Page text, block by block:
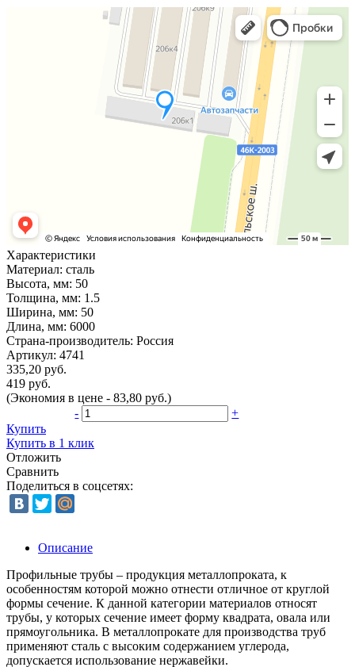
Характеристики
Материал: сталь
Высота, мм: 50
Толщина, мм: 1.5
Ширина, мм: 50
Длина, мм: 6000
Страна-производитель: Россия
Артикул: 4741
335,20 руб.
419 руб.
(Экономия в цене - 83,80 руб.)
-
+
Купить
Купить в 1 клик
Отложить
Сравнить
Поделиться в соцсетях:
Описание
Профильные трубы – продукция металлопроката, к
особенностям которой можно отнести отличное от круглой
формы сечение. К данной категории материалов относят
трубы, у которых сечение имеет форму квадрата, овала или
прямоугольника. В металлопрокате для производства труб
применяют сталь с высоким содержанием углерода,
допускается использование нержавейки.